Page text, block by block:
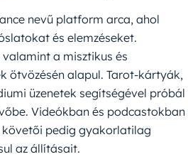
nevű platform arca, ahol
és elemzéseket.
a misztikus és
ötvözésén alapul. Tarot-kártyák,
üzenetek segítségével próbál
Videókban és podcastokban
pedig gyakorlatilag
az állításait.